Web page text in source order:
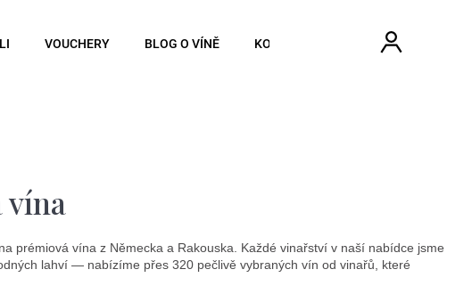
VOUCHERY BLOG O VÍNĚ KONTAKTY Hledat
vína
prémiová vína z Německa a Rakouska. Každé vinařství v naší nabídce jsme
lahví — nabízíme přes 320 pečlivě vybraných vín od vinařů, které